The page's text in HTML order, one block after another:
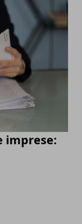
imprese: